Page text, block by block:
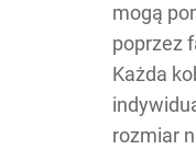
mogą
poprzez
Każda
rozmiar